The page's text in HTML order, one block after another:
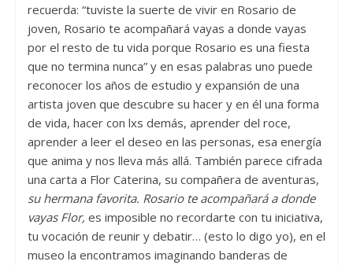
recuerda: “tuviste la suerte de vivir en Rosario de
joven, Rosario te acompañará vayas a donde vayas
por el resto de tu vida porque Rosario es una fiesta
que no termina nunca” y en esas palabras uno puede
reconocer los años de estudio y expansión de una
artista joven que descubre su hacer y en él una forma
de vida, hacer con lxs demás, aprender del roce,
aprender a leer el deseo en las personas, esa energía
que anima y nos lleva más allá. También parece cifrada
una carta a Flor Caterina, su compañera de aventuras,
su hermana favorita. Rosario te acompañará a donde
vayas Flor, es imposible no recordarte con tu iniciativa,
tu vocación de reunir y debatir… (esto lo digo yo), en el
museo la encontramos imaginando banderas de